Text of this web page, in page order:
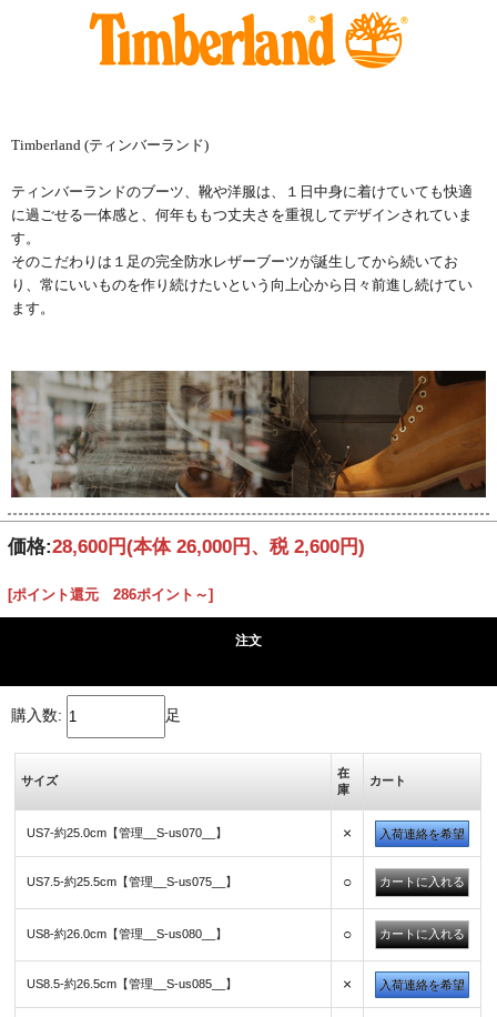
Timberland (ティンバーランド)
ティンバーランドのブーツ、靴や洋服は、１日中身に着けていても快適
に過ごせる一体感と、何年ももつ丈夫さを重視してデザインされていま
す。
そのこだわりは１足の完全防水レザーブーツが誕生してから続いてお
り、常にいいものを作り続けたいという向上心から日々前進し続けてい
ます。
価格:28,600円(本体 26,000円、税 2,600円)
[ポイント還元 286ポイント～]
注文
購入数: 足
サイズ
在
庫
カート
US7-約25.0cm【管理__S-us070__】 × 入荷連絡を希望
US7.5-約25.5cm【管理__S-us075__】 ○
US8-約26.0cm【管理__S-us080__】 ○
US8.5-約26.5cm【管理__S-us085__】 × 入荷連絡を希望